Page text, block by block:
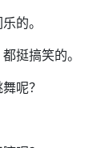
的。
挺搞笑的。
呢？